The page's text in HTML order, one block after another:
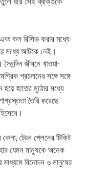
কল রিসিভ করার মধ্যে
মধ্যে আটকে নেই।
জীবনে খাওয়া-
প্রচলনের সঙ্গে সঙ্গে
হয়ে হাতের মুঠোর মধ্যে
তৈরি করেছে
ট্রেন প্লেনের টিকিট
যেমন মানুষকে অনেক
মাধ্যমে বিনোদন ও মানুষের